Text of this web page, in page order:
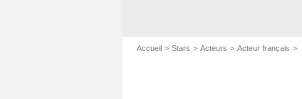
Accueil Stars Acteurs Acteur français